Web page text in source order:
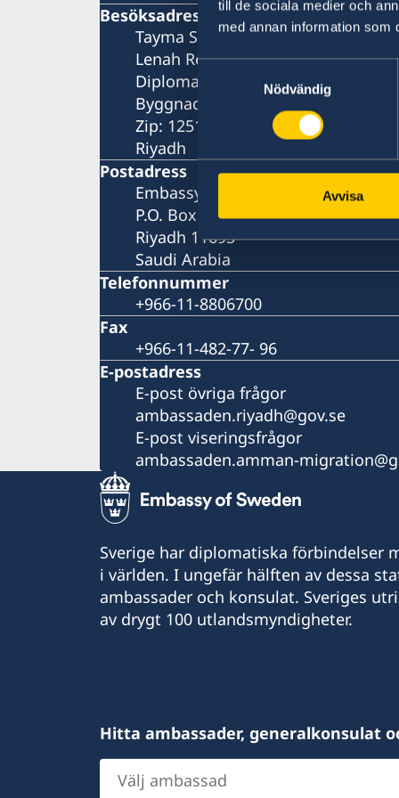
till de sociala medier och
med annan information som
Samtyckesval
Nödvändig
Avvisa
Besöksadress
Tayma Street
Lenah Residential Area
Diplomatic Quarter
Byggnad nummer: 3743
Zip: 12513-8384
Riyadh
Postadress
Embassy of Sweden
P.O. Box 94382
Riyadh 11693
Saudi Arabia
Telefonnummer
+966-11-8806700
Fax
+966-11-482-77- 96
E-postadress
E-post övriga frågor
ambassaden.riyadh@gov.se
E-post viseringsfrågor
ambassaden.amman-
Sverige har diplomatiska förbindelser
i världen. I ungefär hälften av dessa
ambassader och konsulat. Sveriges
av drygt 100 utlandsmyndigheter.
Hitta ambassader, generalkonsulat
Välj
ambassad